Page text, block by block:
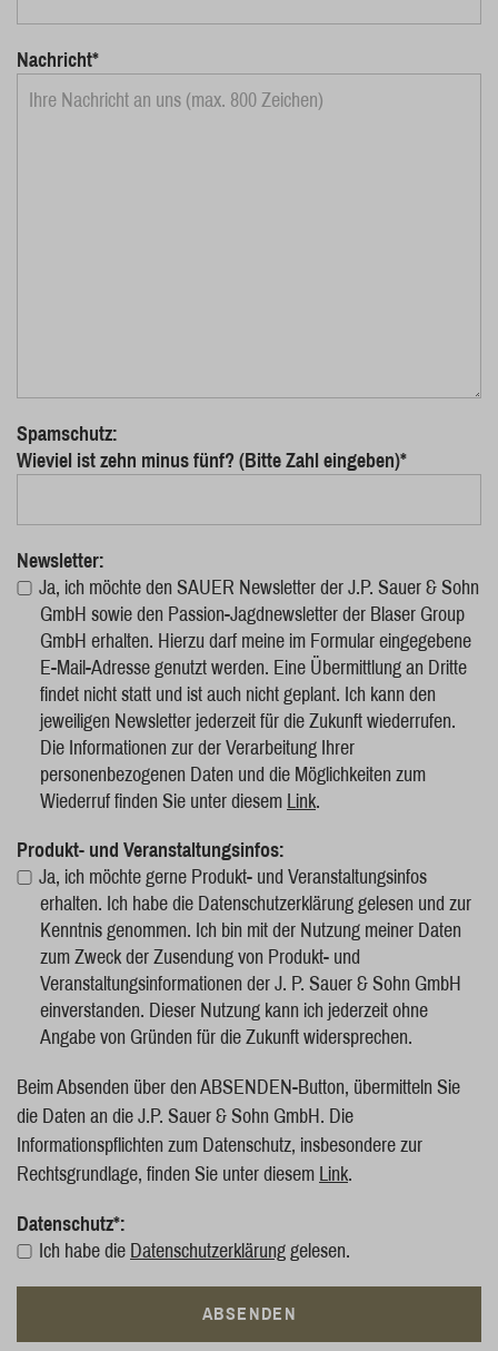
Nachricht*
Spamschutz:
Wieviel ist zehn minus fünf? (Bitte Zahl eingeben)*
Newsletter:
Ja, ich möchte den SAUER Newsletter der J.P. Sauer & Sohn
GmbH sowie den Passion-Jagdnewsletter der Blaser Group
GmbH erhalten. Hierzu darf meine im Formular eingegebene
E-Mail-Adresse genutzt werden. Eine Übermittlung an Dritte
findet nicht statt und ist auch nicht geplant. Ich kann den
jeweiligen Newsletter jederzeit für die Zukunft wiederrufen.
Die Informationen zur der Verarbeitung Ihrer
personenbezogenen Daten und die Möglichkeiten zum
Wiederruf finden Sie unter diesem Link.
Produkt- und Veranstaltungsinfos:
Ja, ich möchte gerne Produkt- und Veranstaltungsinfos
erhalten. Ich habe die Datenschutzerklärung gelesen und zur
Kenntnis genommen. Ich bin mit der Nutzung meiner Daten
zum Zweck der Zusendung von Produkt- und
Veranstaltungsinformationen der J. P. Sauer & Sohn GmbH
einverstanden. Dieser Nutzung kann ich jederzeit ohne
Angabe von Gründen für die Zukunft widersprechen.
Beim Absenden über den ABSENDEN-Button, übermitteln Sie
die Daten an die J.P. Sauer & Sohn GmbH. Die
Informationspflichten zum Datenschutz, insbesondere zur
Rechtsgrundlage, finden Sie unter diesem Link.
Datenschutz*:
Ich habe die Datenschutzerklärung gelesen.